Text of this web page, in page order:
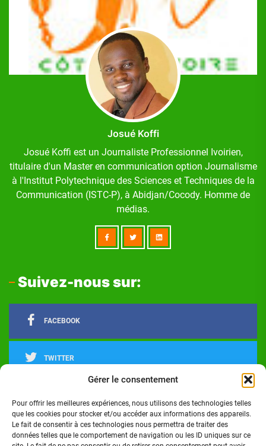
Gérer le consentement
Pour offrir les meilleures expériences, nous utilisons des technologies telles
que les cookies pour stocker et/ou accéder aux informations des appareils.
Le fait de consentir à ces technologies nous permettra de traiter des
données telles que le comportement de navigation ou les ID uniques sur ce
Josué Koffi
Josué Koffi est un Journaliste Professionnel Ivoirien,
titulaire d'un Master en communication option Journalisme
à l'Institut Polytechnique des Sciences et Techniques de la
Communication (ISTC-P), à Abidjan/Cocody. Homme de
médias.
Suivez-nous sur:
FACEBOOK
TWITTER
INSTAGRAM